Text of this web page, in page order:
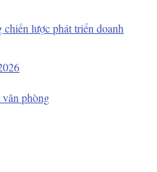
lược phát triển doanh
phòng